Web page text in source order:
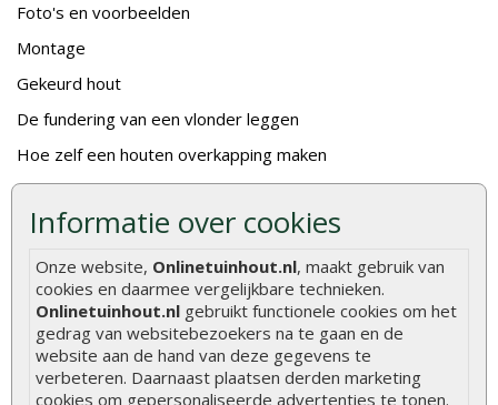
Informatie over cookies
Onze website, Onlinetuinhout.nl, maakt gebruik van
cookies en daarmee vergelijkbare technieken.
Onlinetuinhout.nl gebruikt functionele cookies om het
gedrag van websitebezoekers na te gaan en de
website aan de hand van deze gegevens te
verbeteren. Daarnaast plaatsen derden marketing
cookies om gepersonaliseerde advertenties te tonen.
Foto's en voorbeelden
Montage
Gekeurd hout
De fundering van een vlonder leggen
Hoe zelf een houten overkapping maken
Hoe zelf een vlonder leggen
Hoe betonpaal plaatsen
Hoe schutting plaatsen
De 9 beste tuinschermen van Onlinetuinhout.nl
Stijlvolle houtsoorten voor in de tuin
Duurzame tuin